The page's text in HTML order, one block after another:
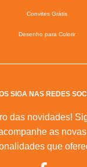
Convites Grátis
Desenho para Colorir
SIGA NAS REDES
das novidades!
as
que